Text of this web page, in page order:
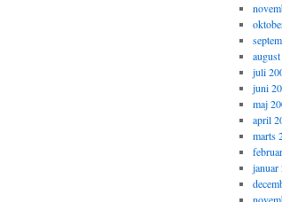
juli
juni
maj
april
marts
januar